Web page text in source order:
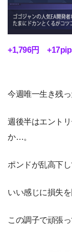
+1,796円
今週唯一生き残っ
週後半はエント
か…。
ポンドが乱高下
いい感じに損失を
この調子で頑張